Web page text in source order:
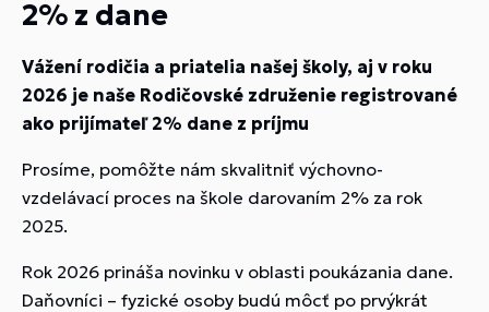
2% z dane
Vážení rodičia a priatelia našej školy, aj v roku
2026 je naše Rodičovské združenie registrované
ako prijímateľ 2% dane z príjmu
Prosíme, pomôžte nám skvalitniť výchovno-
vzdelávací proces na škole darovaním 2% za rok
2025.
Rok 2026 prináša novinku v oblasti poukázania dane.
Daňovníci – fyzické osoby budú môcť po prvýkrát